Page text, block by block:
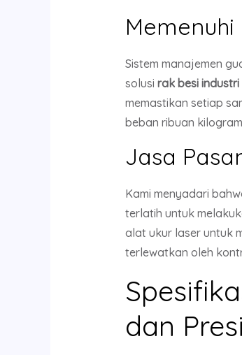
Sistem manajemen
solusi rak besi industri
memastikan setiap
beban ribuan
Jasa
Kami menyadari
terlatih untuk
alat ukur laser untuk
terlewatkan oleh
dan